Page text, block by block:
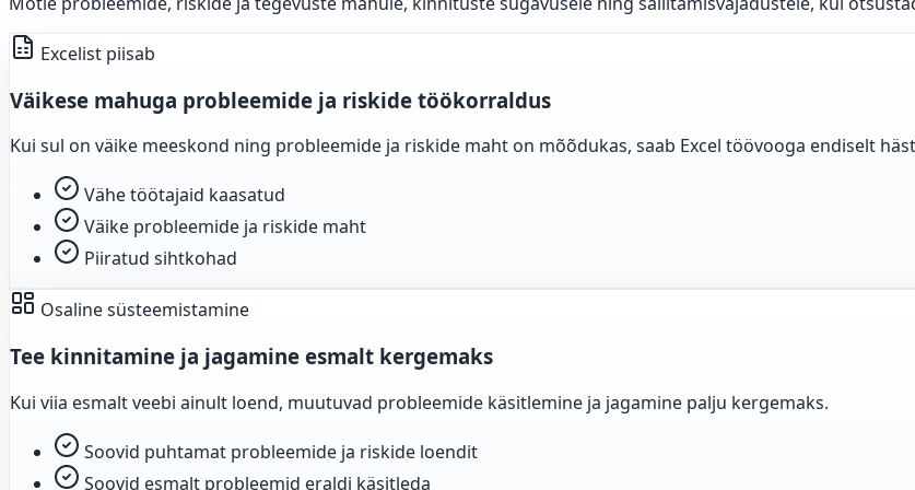
Excelist piisab
Väikese mahuga probleemide ja riskide töökorraldus
Kui sul on väike meeskond ning probleemide ja riskide maht on mõõdukas, saab Excel töövooga endiselt
Vähe töötajaid kaasatud
Väike probleemide ja riskide maht
Piiratud sihtkohad
Osaline süsteemistamine
Tee kinnitamine ja jagamine esmalt kergemaks
Kui viia esmalt veebi ainult loend, muutuvad probleemide käsitlemine ja jagamine palju kergemaks.
Soovid puhtamat probleemide ja riskide loendit
Soovid esmalt probleemid eraldi käsitleda